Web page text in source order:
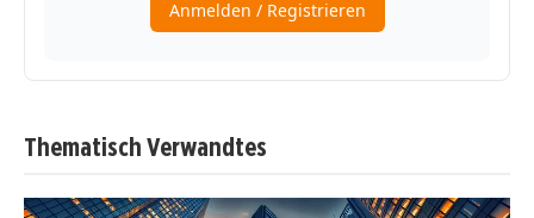
Thematisch Verwandtes